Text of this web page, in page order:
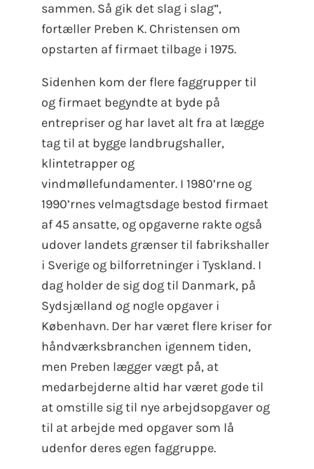
sammen. Så gik det slag i slag”,
fortæller Preben K. Christensen om
opstarten af firmaet tilbage i 1975.
Sidenhen kom der flere faggrupper til
og firmaet begyndte at byde på
entrepriser og har lavet alt fra at lægge
tag til at bygge landbrugshaller,
klintetrapper og
vindmøllefundamenter. I 1980’rne og
1990’rnes velmagtsdage bestod firmaet
af 45 ansatte, og opgaverne rakte også
udover landets grænser til fabrikshaller
i Sverige og bilforretninger i Tyskland. I
dag holder de sig dog til Danmark, på
Sydsjælland og nogle opgaver i
København. Der har været flere kriser for
håndværksbranchen igennem tiden,
men Preben lægger vægt på, at
medarbejderne altid har været gode til
at omstille sig til nye arbejdsopgaver og
til at arbejde med opgaver som lå
udenfor deres egen faggruppe.